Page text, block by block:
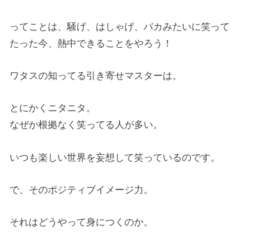
ってことは、騒げ、はしゃげ、バカみたいに笑って
たった今、熱中できることをやろう！
ワタスの知ってる引き寄せマスターは。
とにかくニタニタ。
なぜか根拠なく笑ってる人が多い。
いつも楽しい世界を妄想して笑っているのです。
で、そのポジティブイメージ力。
それはどうやって身につくのか。